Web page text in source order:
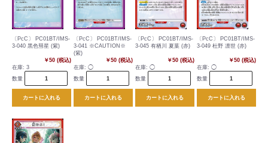
〔PcC〕 PC01BT/IMS-
3-040 黒色彗星 (紫)
￥50 (税込)
在庫: 3
数量
カートに入れる
〔PcC〕 PC01BT/IMS-
3-041 ※CAUTION※
(紫)
￥50 (税込)
在庫: ◯
数量
カートに入れる
〔PcC〕 PC01BT/IMS-
3-045 有栖川 夏葉 (赤)
￥50 (税込)
在庫: ◯
数量
カートに入れる
〔PcC〕 PC01BT/IMS-
3-049 杜野 凛世 (赤)
￥50 (税込)
在庫: ◯
数量
カートに入れる